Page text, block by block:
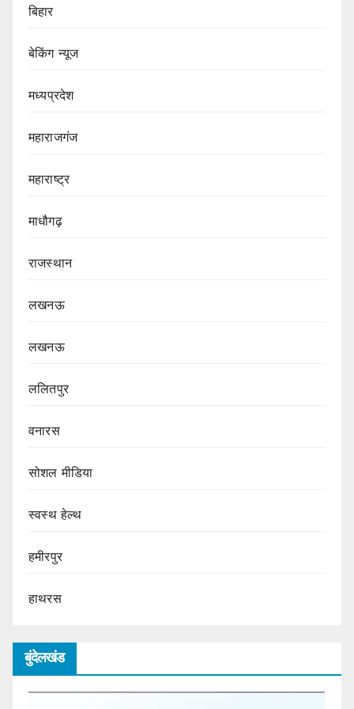
बिहार
बेकिंग न्यूज
मध्यप्रदेश
महाराजगंज
महाराष्ट्र
माधौगढ़
राजस्थान
लखनऊ
लखनऊ
ललितपुर
वनारस
सोशल मीडिया
स्वस्थ हेल्थ
हमीरपुर
हाथरस
बुंदेलखंड